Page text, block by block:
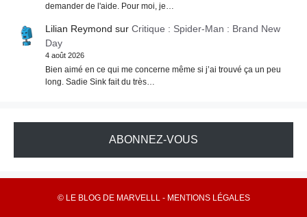
demander de l'aide. Pour moi, je…
Lilian Reymond sur Critique : Spider-Man : Brand New
Day
4 août 2026
Bien aimé en ce qui me concerne même si j’ai trouvé ça un peu
long. Sadie Sink fait du très…
ABONNEZ-VOUS
© LE BLOG DE MARVELLL - MENTIONS LÉGALES